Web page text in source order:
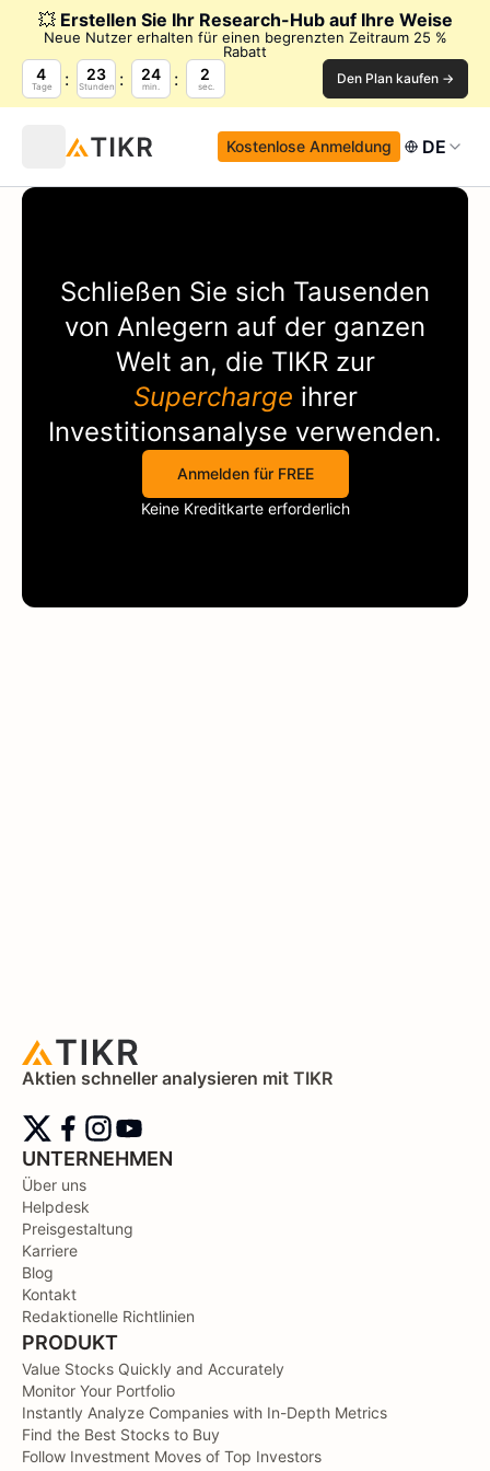
💥 Erstellen Sie Ihr Research-Hub auf Ihre Weise
Neue Nutzer erhalten für einen begrenzten Zeitraum 25 %
Rabatt
4
Tage
23
Stunden
24
min.
1
sec. Den Plan kaufen →
Kostenlose Anmeldung DE
Schließen Sie sich Tausenden
von Anlegern auf der ganzen
Welt an, die TIKRzur
Supercharge ihrer
Investitionsanalyse verwenden.
Anmelden für FREE
Keine Kreditkarte erforderlich
Aktien schneller analysieren mit TIKR
UNTERNEHMEN
Über uns
Helpdesk
Preisgestaltung
Karriere
Blog
Kontakt
Redaktionelle Richtlinien
PRODUKT
Value Stocks Quickly and Accurately
Monitor Your Portfolio
Instantly Analyze Companies with In-Depth Metrics
Find the Best Stocks to Buy
Follow Investment Moves of Top Investors